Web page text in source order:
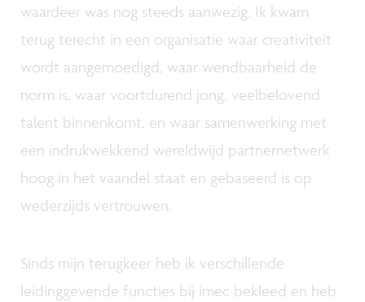
waardeer was nog steeds aanwezig. Ik kwam
terug terecht in een organisatie waar creativiteit
wordt aangemoedigd, waar wendbaarheid de
norm is, waar voortdurend jong, veelbelovend
talent binnenkomt, en waar samenwerking met
een indrukwekkend wereldwijd partnernetwerk
hoog in het vaandel staat en gebaseerd is op
wederzijds vertrouwen.
Sinds mijn terugkeer heb ik verschillende
leidinggevende functies bij imec bekleed en heb